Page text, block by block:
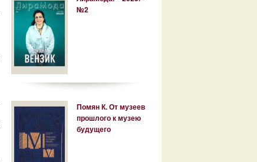
№2
Помян К. От музеев
прошлого к музею
будущего